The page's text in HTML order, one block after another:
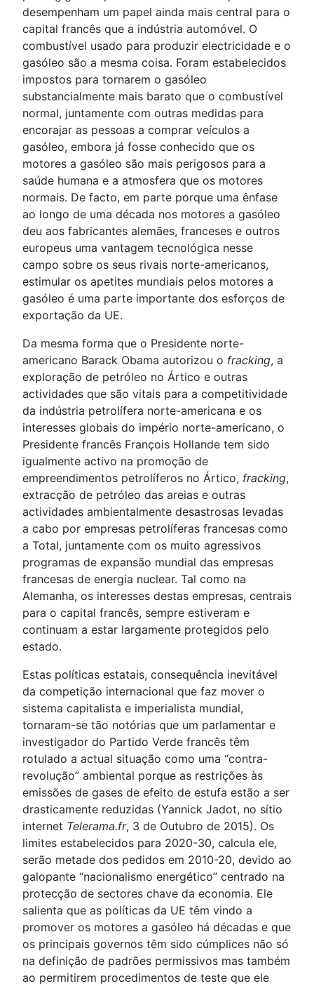
desempenham um papel ainda mais central para o
capital francês que a indústria automóvel. O
combustível usado para produzir electricidade e o
gasóleo são a mesma coisa. Foram estabelecidos
impostos para tornarem o gasóleo
substancialmente mais barato que o combustível
normal, juntamente com outras medidas para
encorajar as pessoas a comprar veículos a
gasóleo, embora já fosse conhecido que os
motores a gasóleo são mais perigosos para a
saúde humana e a atmosfera que os motores
normais. De facto, em parte porque uma ênfase
ao longo de uma década nos motores a gasóleo
deu aos fabricantes alemães, franceses e outros
europeus uma vantagem tecnológica nesse
campo sobre os seus rivais norte-americanos,
estimular os apetites mundiais pelos motores a
gasóleo é uma parte importante dos esforços de
exportação da UE.
Da mesma forma que o Presidente norte-
americano Barack Obama autorizou o fracking, a
exploração de petróleo no Ártico e outras
actividades que são vitais para a competitividade
da indústria petrolífera norte-americana e os
interesses globais do império norte-americano, o
Presidente francês François Hollande tem sido
igualmente activo na promoção de
empreendimentos petrolíferos no Ártico, fracking,
extracção de petróleo das areias e outras
actividades ambientalmente desastrosas levadas
a cabo por empresas petrolíferas francesas como
a Total, juntamente com os muito agressivos
programas de expansão mundial das empresas
francesas de energia nuclear. Tal como na
Alemanha, os interesses destas empresas, centrais
para o capital francês, sempre estiveram e
continuam a estar largamente protegidos pelo
estado.
Estas políticas estatais, consequência inevitável
da competição internacional que faz mover o
sistema capitalista e imperialista mundial,
tornaram-se tão notórias que um parlamentar e
investigador do Partido Verde francês têm
rotulado a actual situação como uma “contra-
revolução” ambiental porque as restrições às
emissões de gases de efeito de estufa estão a ser
drasticamente reduzidas (Yannick Jadot, no sítio
internet Telerama.fr, 3 de Outubro de 2015). Os
limites estabelecidos para 2020-30, calcula ele,
serão metade dos pedidos em 2010-20, devido ao
galopante “nacionalismo energético” centrado na
protecção de sectores chave da economia. Ele
salienta que as políticas da UE têm vindo a
promover os motores a gasóleo há décadas e que
os principais governos têm sido cúmplices não só
na definição de padrões permissivos mas também
ao permitirem procedimentos de teste que ele